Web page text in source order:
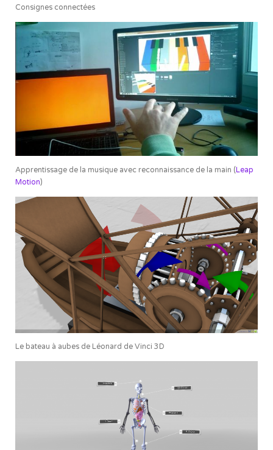
Consignes connectées
Apprentissage de la musique avec reconnaissance de la main (Leap
Motion)
Le bateau à aubes de Léonard de Vinci 3D